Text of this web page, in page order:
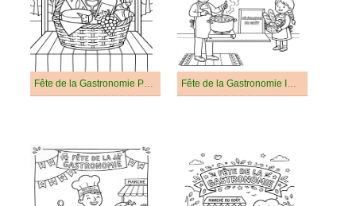
Fête de la Gastronomie Pour les Enfants Fête de la Gastronomie Imprimable Pour les Enfants